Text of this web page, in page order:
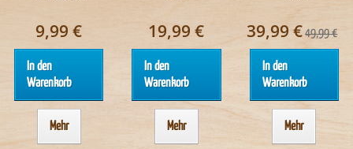
9,99 €
In den
Warenkorb
Mehr
19,99 €
In den
Warenkorb
Mehr
39,99 € 49,99 €
In den
Warenkorb
Mehr